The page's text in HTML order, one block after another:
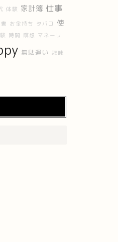
体験 家計簿 仕事
お金持ち タバコ 使
時間 瞑想 マネーリ
無駄遣い 趣味